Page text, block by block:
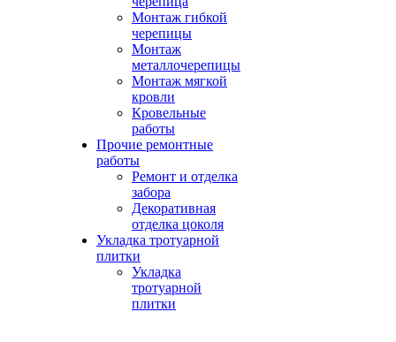
Монтаж гибкой
черепицы
Монтаж
металлочерепицы
Монтаж мягкой
кровли
Кровельные
работы
Прочие ремонтные
работы
Ремонт и отделка
забора
Декоративная
отделка цоколя
Укладка тротуарной
плитки
Укладка
тротуарной
плитки